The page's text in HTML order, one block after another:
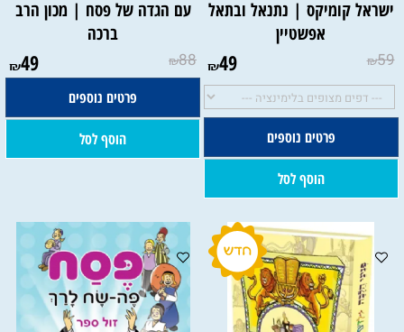
ישראל קומיקס | נתנאל ובתאל
אפשטיין
₪59
₪49
פרטים נוספים
הוסף לסל
עם הגדה של פסח | מכון הרב
ברכה
₪88
₪49
פרטים נוספים
הוסף לסל